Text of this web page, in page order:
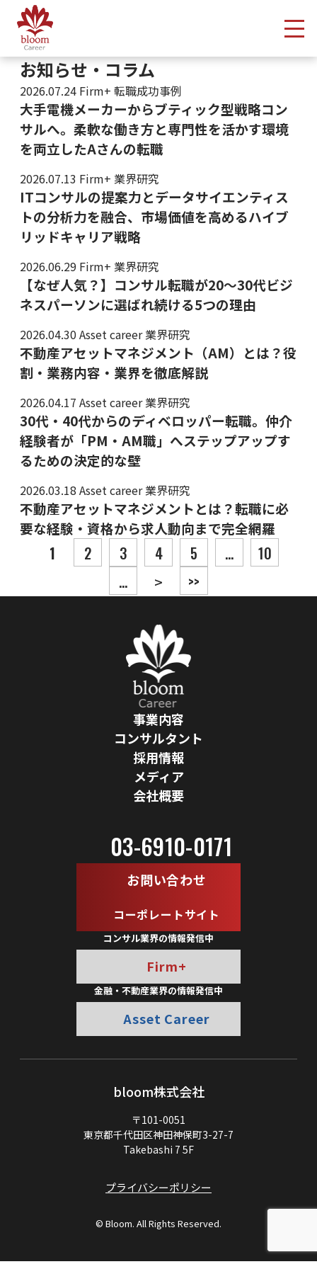
メ
お知らせ・コラム
2026.07.24 Firm+ 転職成功事例
大手電機メーカーからブティック型戦略コン
サルへ。柔軟な働き方と専門性を活かす環境
を両立したAさんの転職
2026.07.13 Firm+ 業界研究
ITコンサルの提案力とデータサイエンティス
トの分析力を融合、市場価値を高めるハイブ
リッドキャリア戦略
2026.06.29 Firm+ 業界研究
【なぜ人気？】コンサル転職が20〜30代ビジ
ネスパーソンに選ばれ続ける5つの理由
2026.04.30Asset career 業界研究
不動産アセットマネジメント（AM）とは？役
割・業務内容・業界を徹底解説
2026.04.17Asset career 業界研究
30代・40代からのディベロッパー転職。仲介
経験者が「PM・AM職」へステップアップす
るための決定的な壁
2026.03.18Asset career 業界研究
不動産アセットマネジメントとは？転職に必
要な経験・資格から求人動向まで完全網羅
投稿ナビゲーション
1 2 3 4 5 ...
10
...
> >>
事業内容
コンサルタント
採用情報
メディア
会社概要
bloom株式会社
〒101-0051
東京都千代田区神田神保町3-27-7
Takebashi 7 5F
プライバシーポリシー
© Bloom. All Rights Reserved.
03-6910-0171
お問い合わせ
コーポレートサイト
コンサル業界の情報発信中
Firm+
金融・不動産業界の情報発信中
Asset Career